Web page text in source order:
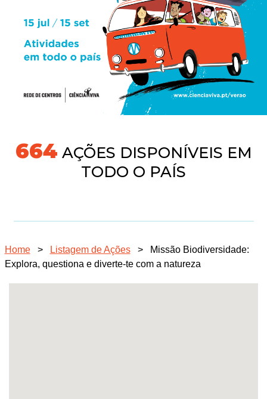
718AÇÕES DISPONÍVEIS EM
TODO O PAÍS
Home > Listagem de Ações >
Missão Biodiversidade:
Explora, questiona e diverte-te com a natureza